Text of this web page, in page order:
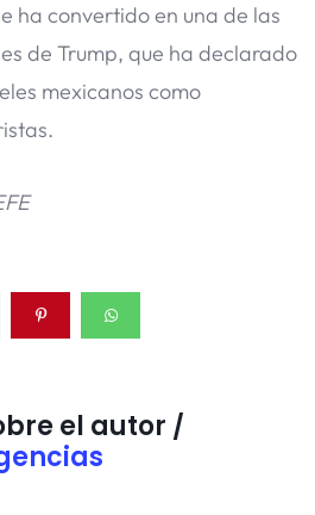
ha convertido en una de las
de Trump, que ha declarado
mexicanos como
el autor /